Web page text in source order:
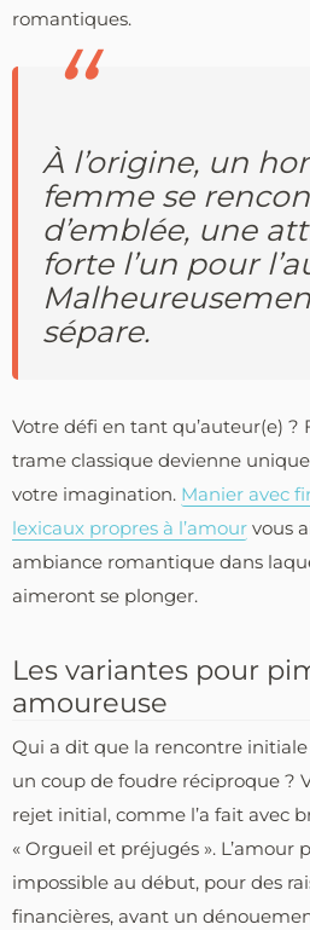
romantiques.
À l’origine, un
femme se
d’emblée, une
forte l’un pour
sépare.
Votre défi en tant qu’auteur(e) ?
trame classique devienne
votre imagination. Manier avec
lexicaux propres à l’amour vous
ambiance romantique dans
aimeront se plonger.
Les variantes pour
amoureuse
Qui a dit que la rencontre
un coup de foudre réciproque ?
rejet initial, comme l’a fait avec
« Orgueil et préjugés ». L’amour
impossible au début, pour des
financières, avant un